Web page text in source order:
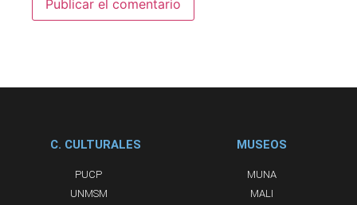
C. CULTURALES
PUCP
UNMSM
MUSEOS
MUNA
MALI